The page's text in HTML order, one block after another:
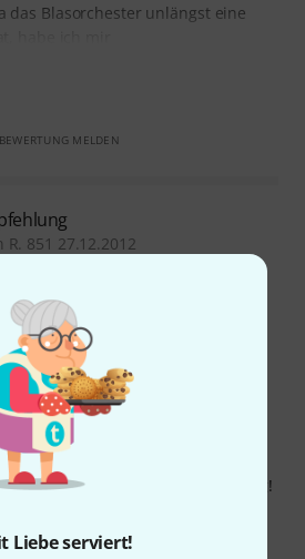
Liebe serviert!
das Blasorchester unlängst eine
BEWERTUNG MELDEN
R. 851 27.12.2012
und natürlicher Klang und gute
sofort gefallen. AUch nach
die Flöte gut an. Kaufempfehlung!
MELDEN